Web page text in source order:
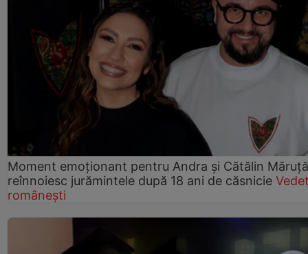
Moment emoționant pentru Andra și Cătălin
reînnoiesc jurămintele după 18 ani de căsnicie
românești